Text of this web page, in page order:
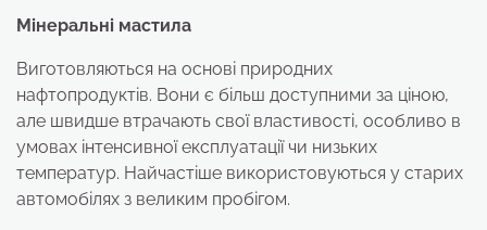
Мінеральні мастила
Виготовляються на основі природних
нафтопродуктів. Вони є більш доступними за ціною,
але швидше втрачають свої властивості, особливо в
умовах інтенсивної експлуатації чи низьких
температур. Найчастіше використовуються у старих
автомобілях з великим пробігом.